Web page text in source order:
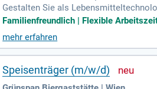
Gestalten Sie als
seren Standorten und begleiten den
Familienfreundlich | Flexible
mehr erfahren
Speisenträger (m/w/d)